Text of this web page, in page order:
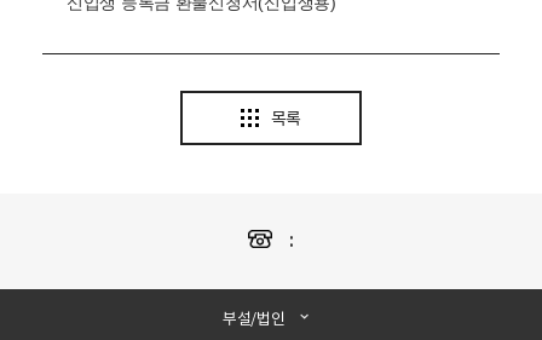
목록
:
부설/법인